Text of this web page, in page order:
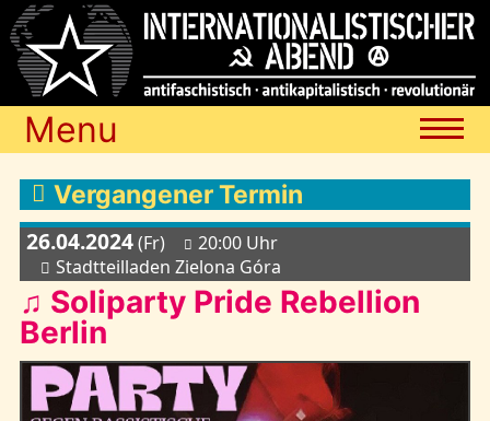
Menu
Termine
Blog
Archiv
Vergangener Termin
26.04.2024(Fr)
20:00 Uhr
Stadtteilladen Zielona Góra
♫ Soliparty Pride Rebellion
Berlin